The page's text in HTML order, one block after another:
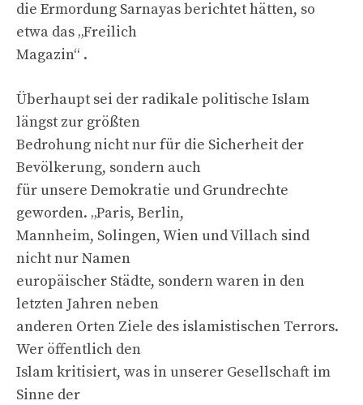
die Ermordung Sarnayas berichtet hätten, so
etwa das „Freilich
Magazin“ .
Überhaupt sei der radikale politische Islam
längst zur größten
Bedrohung nicht nur für die Sicherheit der
Bevölkerung, sondern auch
für unsere Demokratie und Grundrechte
geworden. „Paris, Berlin,
Mannheim, Solingen, Wien und Villach sind
nicht nur Namen
europäischer Städte, sondern waren in den
letzten Jahren neben
anderen Orten Ziele des islamistischen Terrors.
Wer öffentlich den
Islam kritisiert, was in unserer Gesellschaft im
Sinne der